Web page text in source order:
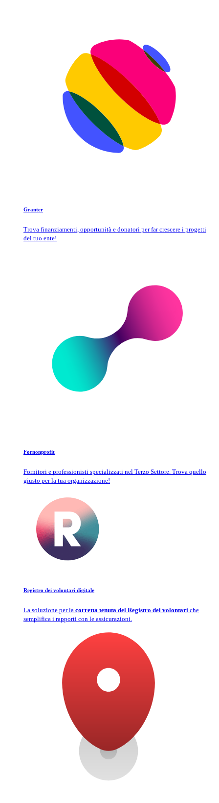
Granter
Trova finanziamenti, opportunità e donatori per far crescere i progetti
del tuo ente!
Fornonprofit
Fornitori e professionisti specializzati nel Terzo Settore. Trova quello
giusto per la tua organizzazione!
Registro dei volontari digitale
La soluzione per la corretta tenuta del Registro dei volontari che
semplifica i rapporti con le assicurazioni.